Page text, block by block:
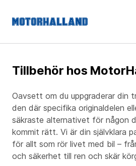
Tillbehör hos
Oavsett om du uppgraderar din
den där specifika originaldelen
säkraste alternativet för någon
kommit rätt. Vi är din självklara
för allt som rör livet med bil –
och säkerhet till ren och skär